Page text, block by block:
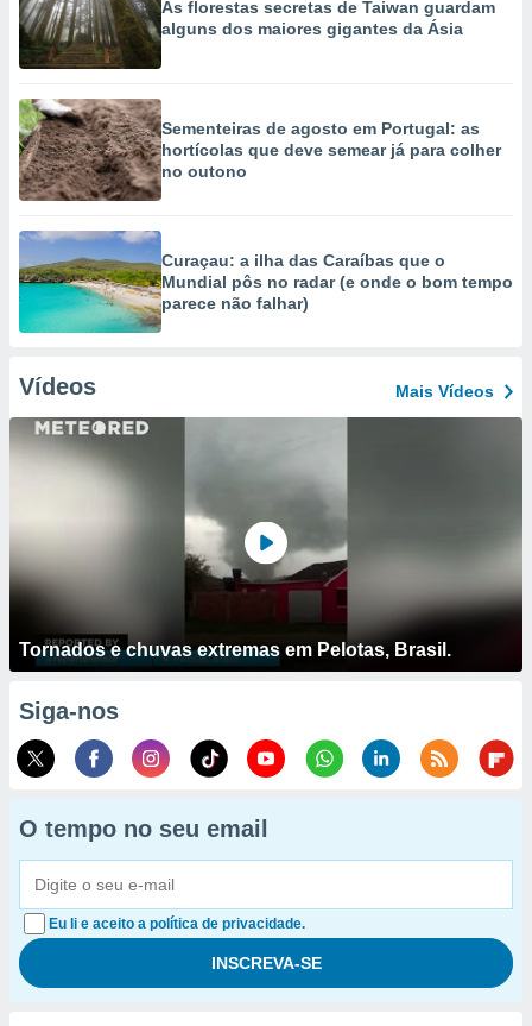
As florestas secretas de Taiwan guardam
alguns dos maiores gigantes da Ásia
Sementeiras de agosto em Portugal: as
hortícolas que deve semear já para colher
no outono
Curaçau: a ilha das Caraíbas que o
Mundial pôs no radar (e onde o bom tempo
parece não falhar)
Vídeos Mais Vídeos
Tornados e chuvas extremas em Pelotas, Brasil.
Siga-nos
O tempo no seu email
Eu li e aceito a política de privacidade.